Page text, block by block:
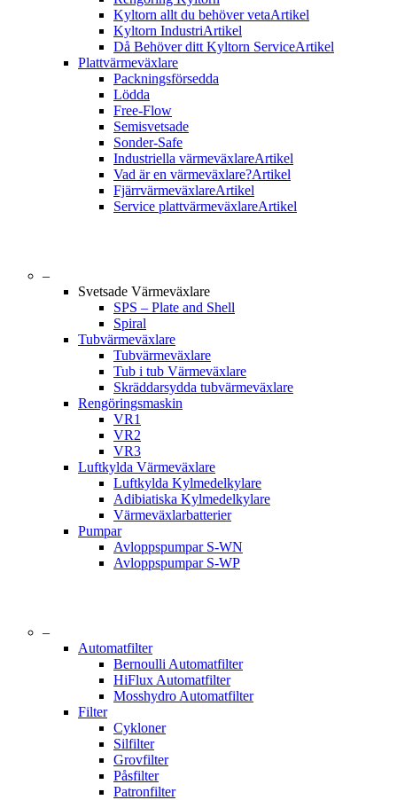
Kyltorn allt du behöver vetaArtikel
Kyltorn IndustriArtikel
Då Behöver ditt Kyltorn ServiceArtikel
Plattvärmeväxlare
Packningsförsedda
Lödda
Free-Flow
Semisvetsade
Sonder-Safe
Industriella värmeväxlareArtikel
Vad är en värmeväxlare?Artikel
FjärrvärmeväxlareArtikel
Service plattvärmeväxlareArtikel
–
Svetsade Värmeväxlare
SPS – Plate and Shell
Spiral
Tubvärmeväxlare
Tubvärmeväxlare
Tub i tub Värmeväxlare
Skräddarsydda tubvärmeväxlare
Rengöringsmaskin
VR1
VR2
VR3
Luftkylda Värmeväxlare
Luftkylda Kylmedelkylare
Adibiatiska Kylmedelkylare
Värmeväxlarbatterier
Pumpar
Avloppspumpar S-WN
Avloppspumpar S‑WP
–
Automatfilter
Bernoulli Automatfilter
HiFlux Automatfilter
Mosshydro Automatfilter
Filter
Cykloner
Silfilter
Grovfilter
Påsfilter
Patronfilter